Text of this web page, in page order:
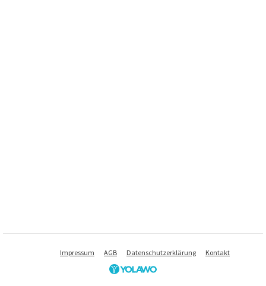
Impressum AGB Datenschutzerklärung Kontakt